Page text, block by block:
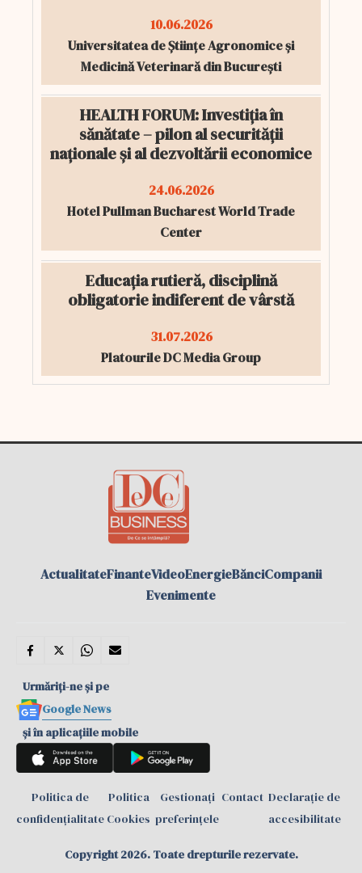
10.06.2026
Universitatea de Științe Agronomice și
Medicină Veterinară din București
HEALTH FORUM: Investiția în
sănătate – pilon al securității
naționale și al dezvoltării economice
24.06.2026
Hotel Pullman Bucharest World Trade
Center
Educația rutieră, disciplină
obligatorie indiferent de vârstă
31.07.2026
Platourile DC Media Group
ActualitateFinanteVideoEnergieBănciCompanii
Evenimente
Urmăriți-ne și pe
Google News
și în aplicațiile mobile
Politica de
confidențialitate
Politica
Cookies
Gestionați
preferințele
Contact Declarație de
accesibilitate
Copyright 2026. Toate drepturile rezervate.